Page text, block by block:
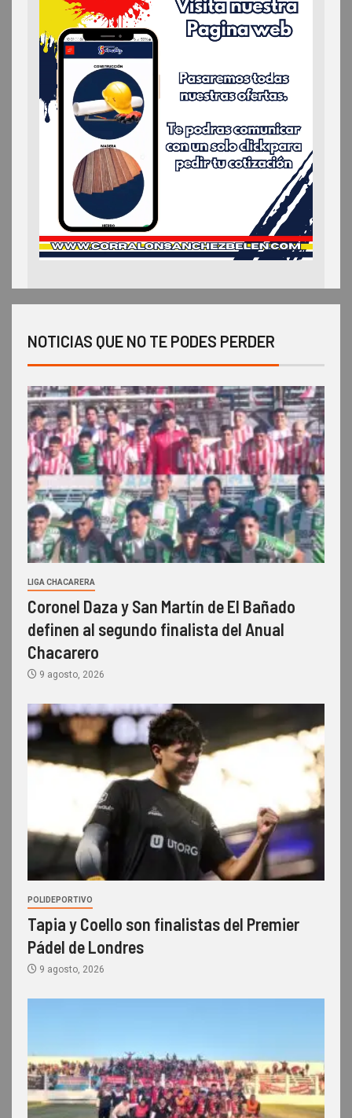
NOTICIAS QUE NO TE PODES PERDER
LIGA CHACARERA
Coronel Daza y San Martín de El Bañado
definen al segundo finalista del Anual
Chacarero
9 agosto, 2026
POLIDEPORTIVO
Tapia y Coello son finalistas del Premier
Pádel de Londres
9 agosto, 2026